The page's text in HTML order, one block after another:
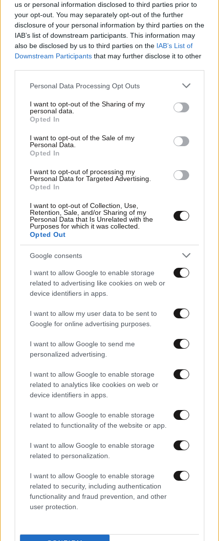
us or personal information disclosed to third parties prior to
your opt-out. You may separately opt-out of the further
disclosure of your personal information by third parties on the
IAB’s list of downstream participants. This information may
also be disclosed by us to third parties on the IAB’s List of
Downstream Participants that may further disclose it to other
Please note that this website/app uses one or more Google
not limited to your visit or usage behaviour. You may click to
grant or deny consent to Google and its third-party tags to
use your data for below specified purposes in below Google
consent section.
Personal Data Processing Opt Outs
I want to opt-out of the Sharing of my
personal data.
Opted In
I want to opt-out of the Sale of my
Personal Data.
Opted In
I want to opt-out of processing my
Personal Data for Targeted Advertising.
Opted In
I want to opt-out of Collection, Use,
Retention, Sale, and/or Sharing of my
Personal Data that Is Unrelated with the
Purposes for which it was collected.
Opted Out
Google consents
I want to allow Google to enable storage
related to advertising like cookies on web or
device identifiers in apps.
I want to allow my user data to be sent to
Google for online advertising purposes.
I want to allow Google to send me
personalized advertising.
I want to allow Google to enable storage
related to analytics like cookies on web or
device identifiers in apps.
I want to allow Google to enable storage
related to functionality of the website or app.
I want to allow Google to enable storage
related to personalization.
I want to allow Google to enable storage
related to security, including authentication
functionality and fraud prevention, and other
user protection.
26·04·2017 13:36
ποδόσφαιρο
Είπε «όχι» σε τρελή πρόταση για Λακαζέτ η Λιόν
Στην Γουέστ Χαμ ο Μαζουακού